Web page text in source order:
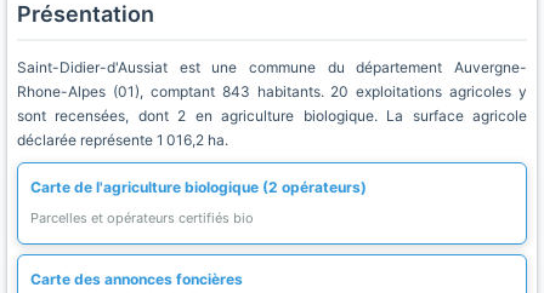
Présentation
Saint-Didier-d'Aussiat est une commune du département Auvergne-
Rhone-Alpes (01), comptant 843 habitants. 20 exploitations agricoles y
sont recensées, dont 2 en agriculture biologique. La surface agricole
déclarée représente 1 016,2 ha.
Carte de l'agriculture biologique (2 opérateurs)
Parcelles et opérateurs certifiés bio
Carte des annonces foncières